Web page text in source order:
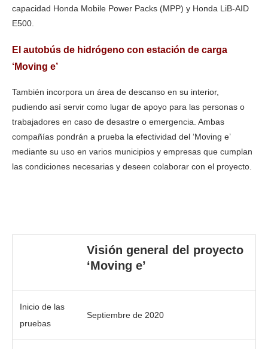
capacidad Honda Mobile Power Packs (MPP) y Honda LiB-AID
E500.
El autobús de hidrógeno con estación de carga
‘Moving e’
También incorpora un área de descanso en su interior,
pudiendo así servir como lugar de apoyo para las personas o
trabajadores en caso de desastre o emergencia. Ambas
compañías pondrán a prueba la efectividad del ‘Moving e’
mediante su uso en varios municipios y empresas que cumplan
las condiciones necesarias y deseen colaborar con el proyecto.
Visión general del proyecto
‘Moving e’
Inicio de las
pruebas
Septiembre de 2020